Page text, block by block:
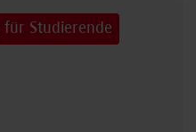
für Studierende